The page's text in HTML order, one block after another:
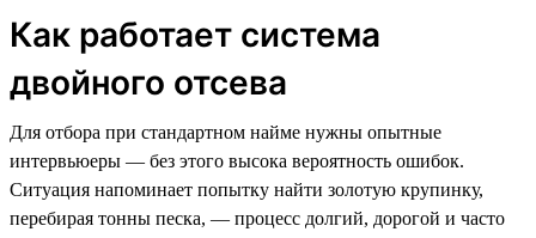
Как работает система
двойного отсева
Для отбора при стандартном найме нужны опытные
интервьюеры — без этого высока вероятность ошибок.
Ситуация напоминает попытку найти золотую крупинку,
перебирая тонны песка, — процесс долгий, дорогой и часто